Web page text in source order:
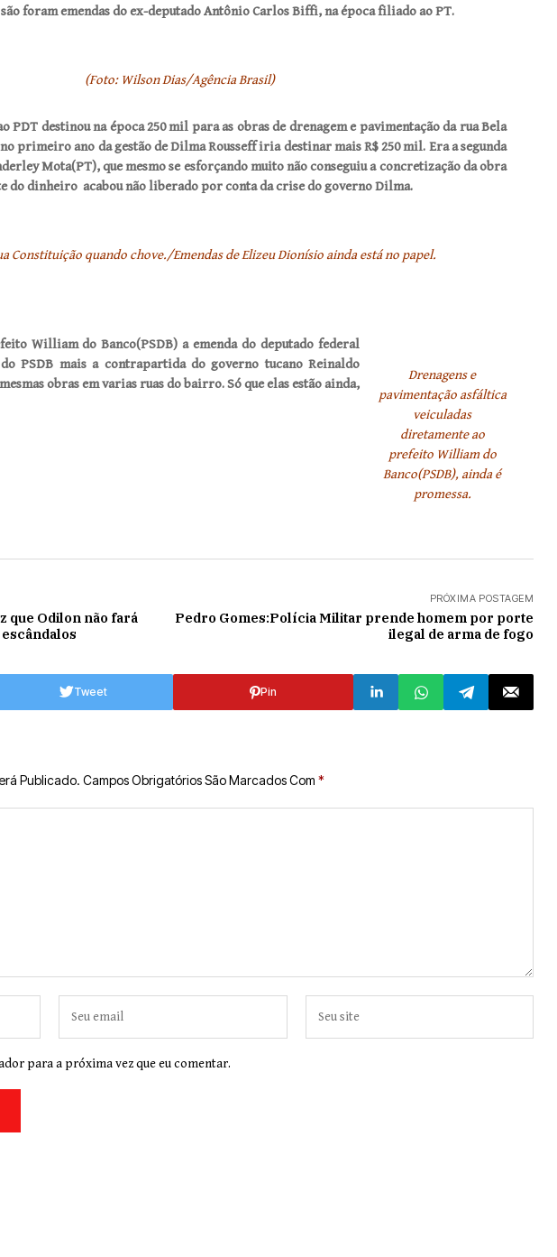
foram emendas do ex-deputado Antônio Carlos Biffi, na época filiado ao PT.
(Foto: Wilson Dias/Agência Brasil)
PDT destinou na época 250 mil para as obras de drenagem e pavimentação da rua Bela
primeiro ano da gestão de Dilma Rousseff iria destinar mais R$ 250 mil. Era a segunda
Mota(PT), que mesmo se esforçando muito não conseguiu a concretização da obra
do dinheiro acabou não liberado por conta da crise do governo Dilma.
Constituição quando chove./Emendas de Elizeu Dionísio ainda está no papel.
Drenagens e
pavimentação asfáltica
veiculadas
diretamente ao
prefeito William do
Banco(PSDB), ainda é
promessa.
William do Banco(PSDB) a emenda do deputado federal
PSDB mais a contrapartida do governo tucano Reinaldo
obras em varias ruas do bairro. Só que elas estão ainda,
que Odilon não fará
PRÓXIMA POSTAGEM
Pedro Gomes:Polícia Militar prende homem por porte
ilegal de arma de fogo
Tweet Pin
Publicado. Campos Obrigatórios São Marcados Com *
para a próxima vez que eu comentar.